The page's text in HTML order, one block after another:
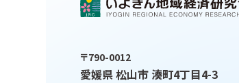
〒790-0012
愛媛県 松山市 湊町4丁目4-3